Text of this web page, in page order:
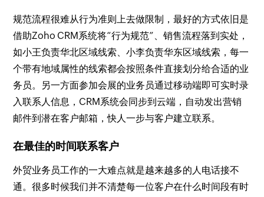
规范流程很难从行为准则上去做限制，最好的方式依旧是
借助Zoho CRM系统将“行为规范”、销售流程落到实处，
如小王负责华北区域线索、小李负责华东区域线索，每一
个带有地域属性的线索都会按照条件直接划分给合适的业
务员。另一方面参加会展的业务员通过移动端即可实时录
入联系人信息，CRM系统会同步到云端，自动发出营销
邮件到潜在客户邮箱，快人一步与客户建立联系。
在最佳的时间联系客户
外贸业务员工作的一大难点就是越来越多的人电话接不
通。很多时候我们并不清楚每一位客户在什么时间段有时